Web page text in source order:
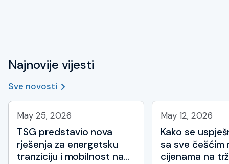
Najnovije vijesti
Sve novosti
May 25, 2026
TSG predstavio nova
rješenja za energetsku
tranziciju i mobilnost na
May 12, 2026
Kako se
sa sve češćim
cijenama na